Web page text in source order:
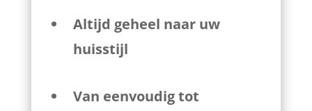
Altijd geheel naar uw
huisstijl
Van eenvoudig tot